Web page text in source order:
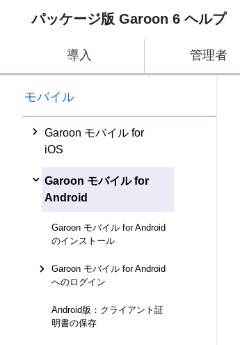
パッケージ版 Garoon 6 ヘルプ
導入 管理者
モバイル
Garoon モバイル for
iOS
Garoon モバイル for
Android
Garoon モバイル for Android
のインストール
Garoon モバイル for Android
へのログイン
Android版：クライアント証
明書の保存